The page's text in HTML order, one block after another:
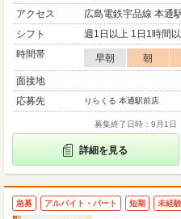
アクセス
広島電鉄宇品線 本通
シフト
週1日以上 1日1時間
時間帯
早朝 朝
面接地
応募先
りらくる 本通駅前店
募集終了日時：9月1日
詳細を見る
急募 アルバイト・パート 短期 未経